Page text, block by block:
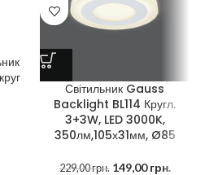
Світильник Gauss
Backlight BL114 Кругл.
3+3W, LED 3000K,
350лм,105х31мм, Ø85
229,00грн. 149,00грн.